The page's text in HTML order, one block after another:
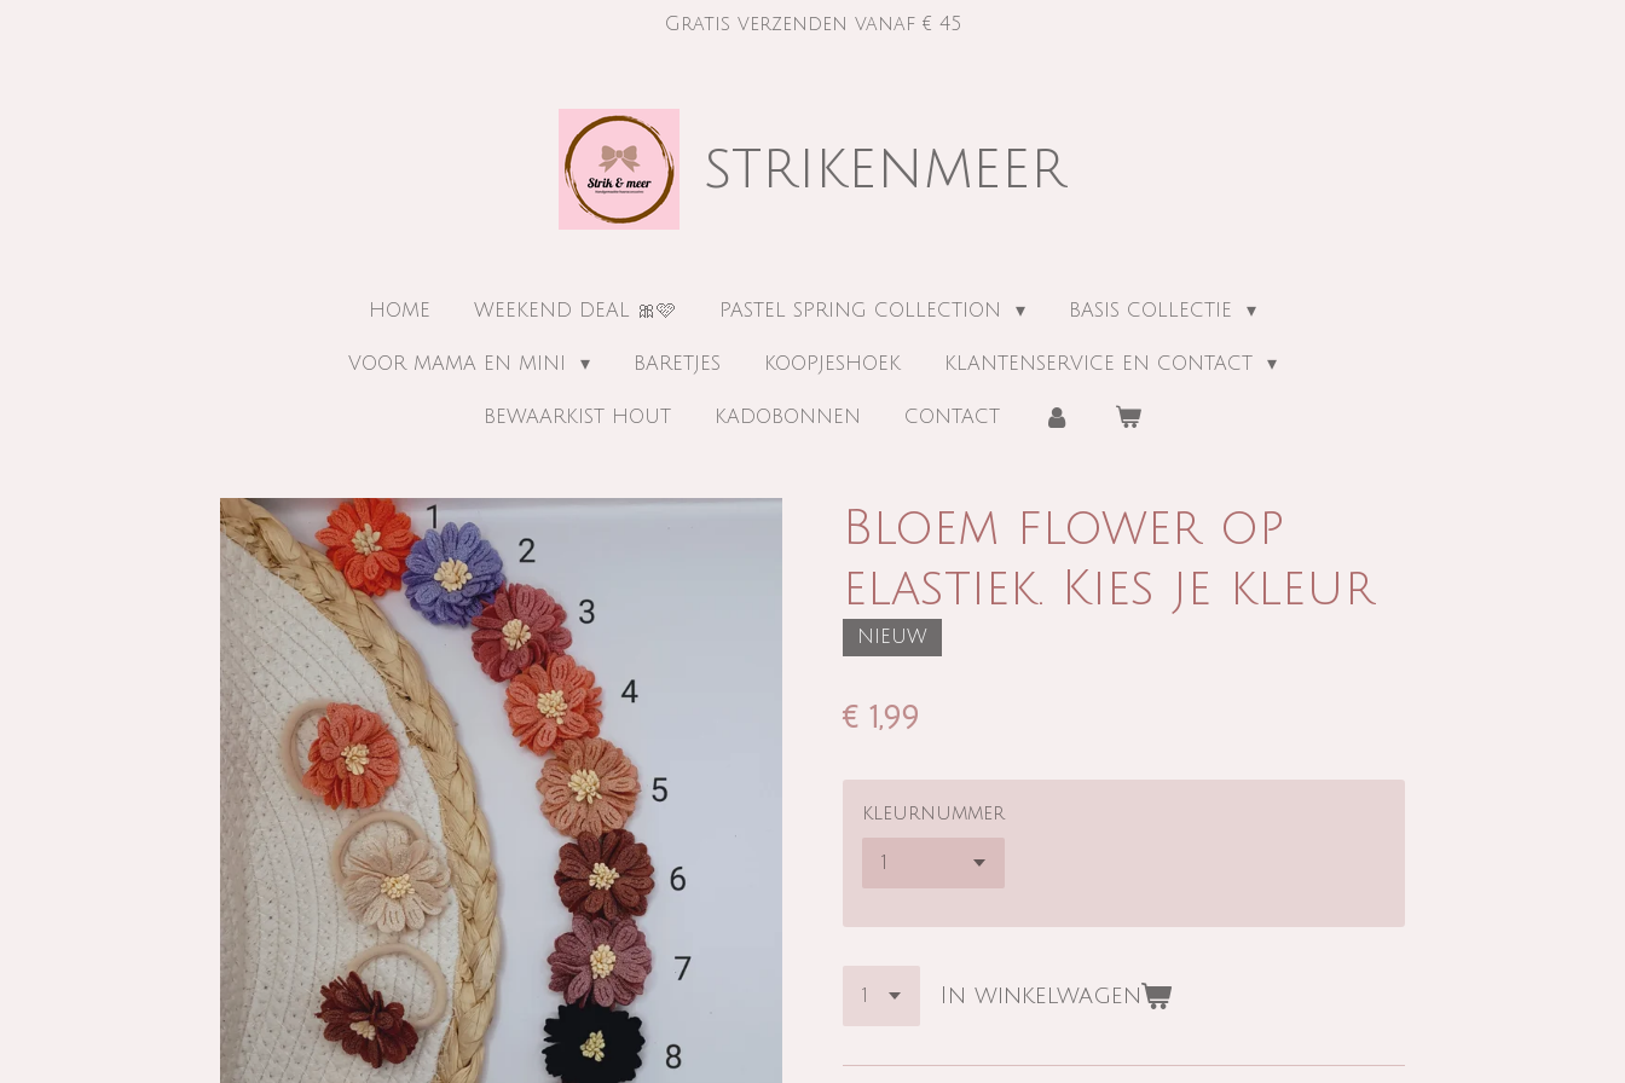
Gratis verzenden vanaf € 45
strikenmeer
HOME WEEKEND DEAL 🎀🩷 PASTEL SPRING COLLECTION BASIS COLLECTIE
VOOR MAMA EN MINI BARETJES KOOPJESHOEK KLANTENSERVICE EN CONTACT
BEWAARKIST HOUT KADOBONNEN CONTACT
Bloem flower op
elastiek. Kies je kleur
NIEUW
€ 1,99
kleurnummer
In winkelwagen